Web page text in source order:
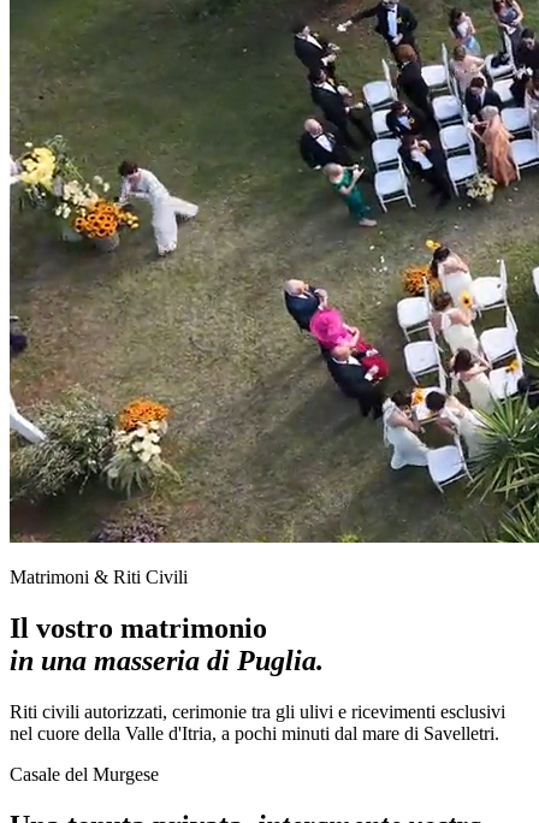
Matrimoni & Riti Civili
Il vostro matrimonio
in una masseria di Puglia.
Riti civili autorizzati, cerimonie tra gli ulivi e ricevimenti esclusivi
nel cuore della Valle d'Itria, a pochi minuti dal mare di Savelletri.
Casale del Murgese